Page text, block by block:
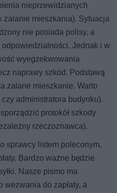
nieprzewidzianych
zalanie mieszkania). Sytuacja
nie posiada polisy, a
Jednak i w
wyegzekwowania
naprawy szkód. Podstawą
zalane mieszkanie. Warto
administratora budynku).
protokół szkody
rzeczoznawca).
sprawcy listem poleconym,
Bardzo ważne będzie
Nasze pismo ma
wezwania do zapłaty, a